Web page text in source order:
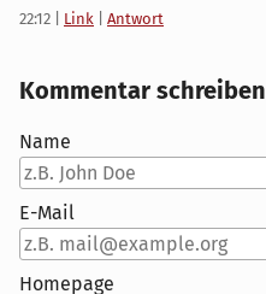
22:12 Link Antwort
Kommentar schreiben
Name
E-Mail
Homepage